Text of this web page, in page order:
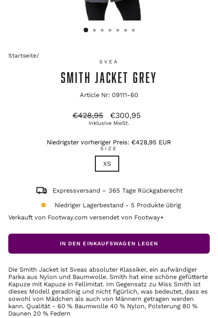
Startseite/
SVEA
SMITH JACKET GREY
Article Nr: 09111-60
Ursprünglicher
€428,95 Verkaufspreis
€300,95
Inklusive MwSt.
Niedrigster vorheriger Preis: €428,95 EUR
SIZE
XS
Expressversand – 365 Tage Rückgaberecht
Niedriger Lagerbestand - 5 Produkte übrig
Verkauft von Footway.com versendet von Footway+
IN DEN EINKAUFSWAGEN LEGEN
Die Smith Jacket ist Sveas absoluter Klassiker, ein aufwändiger
Parka aus Nylon und Baumwolle. Smith hat eine schöne gefütterte
Kapuze mit Kapuze in Fellimitat. Im Gegensatz zu Miss Smith ist
dieses Modell geradlinig und nicht figürlich, was bedeutet, dass es
sowohl von Mädchen als auch von Männern getragen werden
kann. Qualität - 60 % Baumwolle 40 % Nylon, Polsterung 80 %
Daunen 20 % Federn